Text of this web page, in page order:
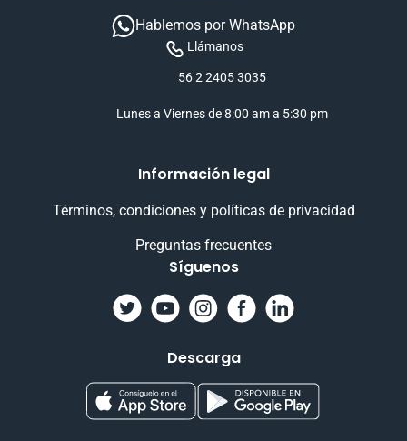
Hablemos por WhatsApp
Llámanos
56 2 2405 3035
Lunes a Viernes de 8:00 am a 5:30 pm
Información legal
Términos, condiciones y políticas de privacidad
Preguntas frecuentes
Síguenos
Descarga